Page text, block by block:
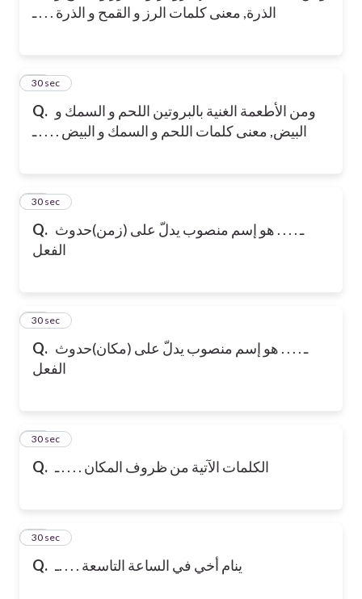
الذرة, معنى كلمات الرز و القمح و الذرة . . . ـ
Q. ومن الأطعمة الغنية بالبروتين اللحم و السمك و
البيض, معنى كلمات اللحم و السمك و البيض . . . . ـ
13
30 sec
Q. ـ . . . . هو إسم منصوب يدلّ على (زمن)حدوث
الفعل
14
30 sec
Q. ـ . . . . هو إسم منصوب يدلّ على (مكان)حدوث
الفعل
15
30 sec
Q. الكلمات الآتية من ظروف المكان . . . . ـ
16
30 sec
Q. ينام أخي في الساعة التاسعة . . . .ـ
17
30 sec